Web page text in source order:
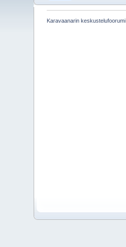
Karavaanarin keskustelufoorumi